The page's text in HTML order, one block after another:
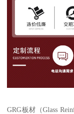
GRG板材（Glass